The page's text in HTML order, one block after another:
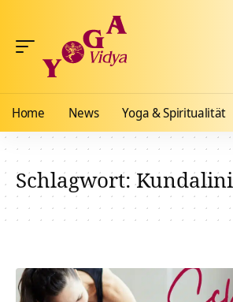
Home News Yoga & Spiritualität
Schlagwort: